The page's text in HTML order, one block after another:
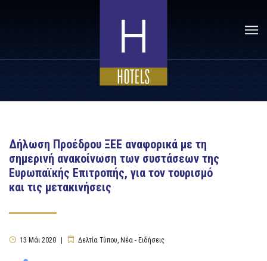
Δήλωση Προέδρου ΞΕΕ αναφορικά με τη
σημερινή ανακοίνωση των συστάσεων της
Ευρωπαϊκής Επιτροπής, για τον τουρισμό
και τις μετακινήσεις
13 Μάι 2020 Δελτία Τύπου, Νέα - Ειδήσεις